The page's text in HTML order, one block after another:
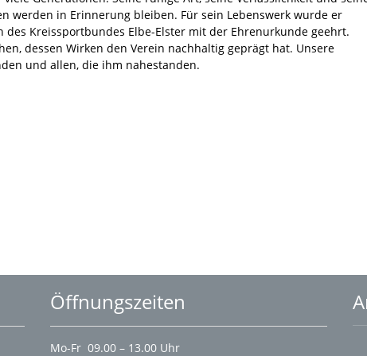
werden in Erinnerung bleiben. Für sein Lebenswerk wurde er
Kreissportbundes Elbe-Elster mit der Ehrenurkunde geehrt.
dessen Wirken den Verein nachhaltig geprägt hat. Unsere
und allen, die ihm nahestanden.
Öffnungszeiten
Mo-Fr 09.00 – 13.00 Uhr